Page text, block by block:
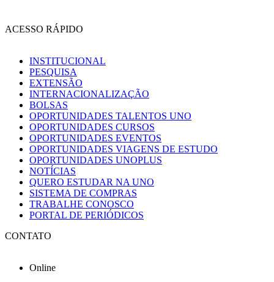
ACESSO RÁPIDO
INSTITUCIONAL
PESQUISA
EXTENSÃO
INTERNACIONALIZAÇÃO
BOLSAS
OPORTUNIDADES TALENTOS UNO
OPORTUNIDADES CURSOS
OPORTUNIDADES EVENTOS
OPORTUNIDADES VIAGENS DE ESTUDO
OPORTUNIDADES UNOPLUS
NOTÍCIAS
QUERO ESTUDAR NA UNO
SISTEMA DE COMPRAS
TRABALHE CONOSCO
PORTAL DE PERIÓDICOS
CONTATO
Online